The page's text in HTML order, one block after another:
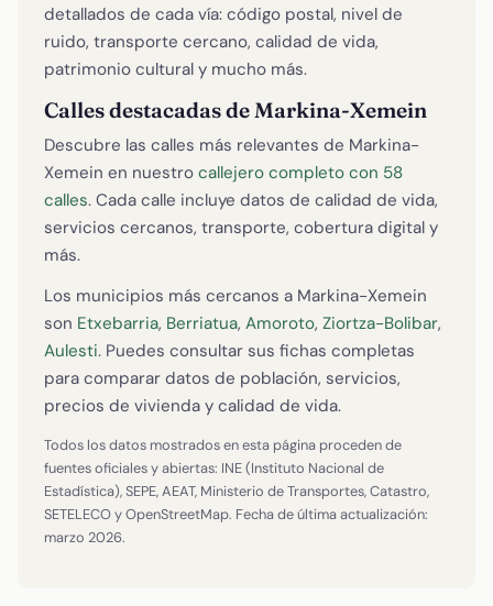
detallados de cada vía: código postal, nivel de
ruido, transporte cercano, calidad de vida,
patrimonio cultural y mucho más.
Calles destacadas de Markina-Xemein
Descubre las calles más relevantes de Markina-
Xemein en nuestro callejero completo con 58
calles. Cada calle incluye datos de calidad de vida,
servicios cercanos, transporte, cobertura digital y
más.
Los municipios más cercanos a Markina-Xemein
son Etxebarria, Berriatua, Amoroto, Ziortza-Bolibar,
Aulesti. Puedes consultar sus fichas completas
para comparar datos de población, servicios,
precios de vivienda y calidad de vida.
Todos los datos mostrados en esta página proceden de
fuentes oficiales y abiertas: INE (Instituto Nacional de
Estadística), SEPE, AEAT, Ministerio de Transportes, Catastro,
SETELECO y OpenStreetMap. Fecha de última actualización:
marzo 2026.